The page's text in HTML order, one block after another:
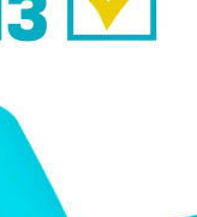
бөлінген